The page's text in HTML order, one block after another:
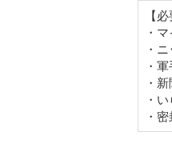
【
・
・
・
・
・
・